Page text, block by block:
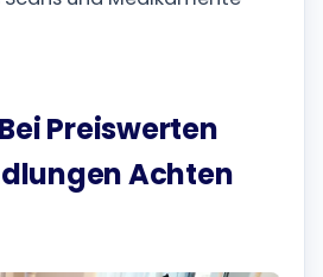
Preiswerten
Achten